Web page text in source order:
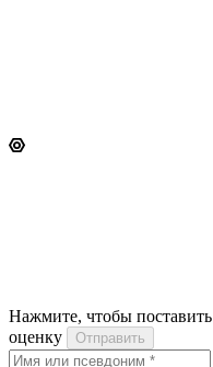
Нажмите, чтобы поставить
оценку
Отправить